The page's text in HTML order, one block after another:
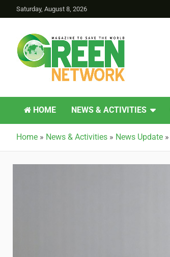
Saturday, August 8, 2026
Green Network
HOME NEWS & ACTIVITIES
Home » News & Activities » News Update »